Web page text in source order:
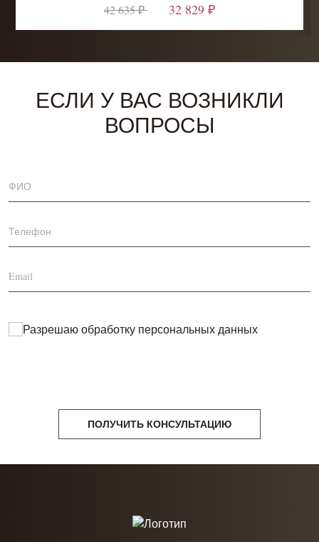
42 635 ₽ 32 829 ₽
ЕСЛИ У ВАС ВОЗНИКЛИ
ВОПРОСЫ
Разрешаю обработку персональных данных
ПОЛУЧИТЬ КОНСУЛЬТАЦИЮ